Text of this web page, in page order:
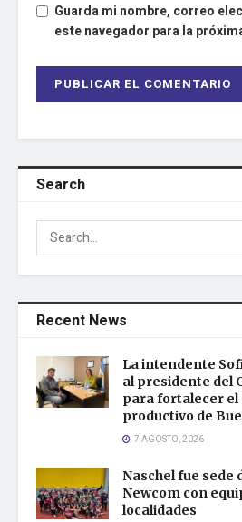
Guarda mi nombre, correo
este navegador para la
Search
Recent News
La intendente
al presidente del
para fortalecer el
productivo de
7 AGOSTO, 2026
Naschel fue sede
Newcom con
localidades